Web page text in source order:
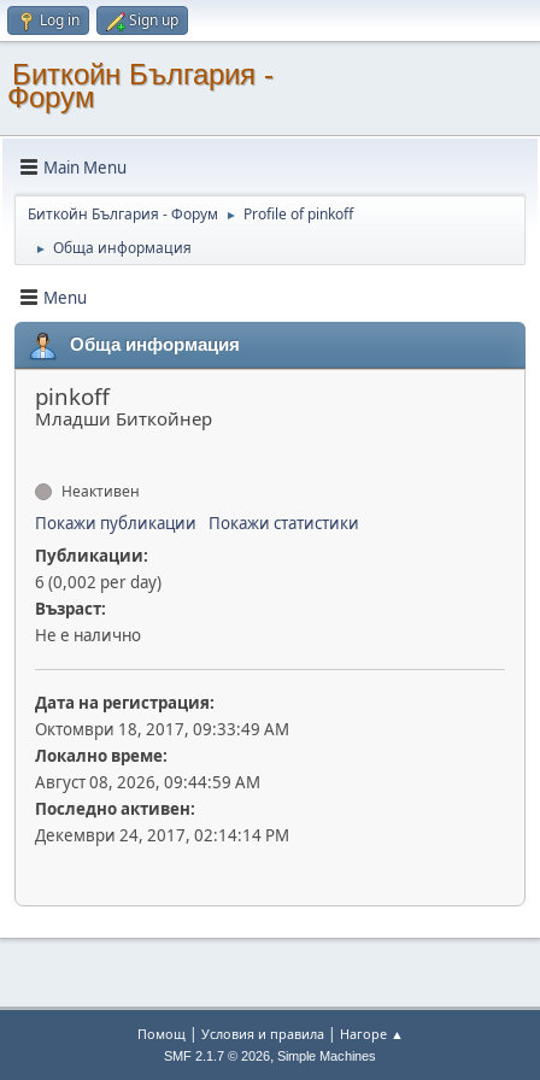
Log in Sign up
Биткойн България -
Форум
Main Menu
Биткойн България - Форум ► Profile of pinkoff
► Обща информация
Menu
Обща информация
pinkoff
Младши Биткойнер
Неактивен
Покажи публикации
Покажи статистики
Публикации:
6 (0,002 per day)
Възраст:
Не е налично
Дата на регистрация:
Октомври 18, 2017, 09:33:49 AM
Локално време:
Август 08, 2026, 09:44:59 AM
Последно активен:
Декември 24, 2017, 02:14:14 PM
Помощ| Условия и правила| Нагоре ▲
SMF 2.1.7 © 2026, Simple Machines